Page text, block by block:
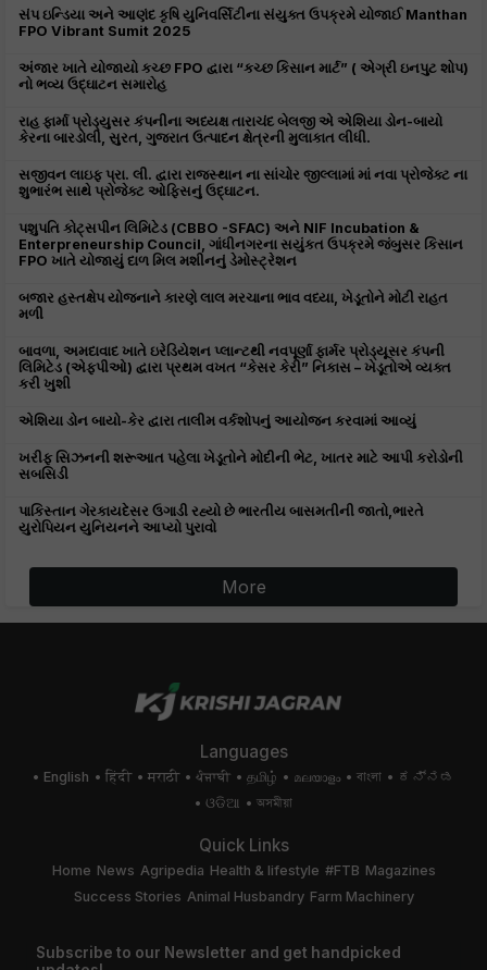
સંપ ઇન્ડિયા અને આણંદ કૃષિ યુનિવર્સિટીના સંયુક્ત ઉપક્રમે યોજાઈ Manthan
FPO Vibrant Sumit 2025
અંજાર ખાતે યોજાયો કચ્છ FPO દ્વારા “કચ્છ કિસાન માર્ટ” ( એગ્રી ઇનપુટ શોપ)
નો ભવ્ય ઉદ્ઘાટન સમારોહ
રાહ ફાર્મા પ્રોડ્યુસર કંપનીના અધ્યક્ષ તારાચંદ બેલજી એ એશિયા ડોન-બાયો
કેરના બારડોલી, સુરત, ગુજરાત ઉત્પાદન ક્ષેત્રની મુલાકાત લીધી.
સજીવન લાઇફ પ્રા. લી. દ્વારા રાજસ્થાન ના સાંચોર જીલ્લામાં માં નવા પ્રોજેક્ટ ના
શુભારંભ સાથે પ્રોજેક્ટ ઓફિસનું ઉદ્ઘાટન.
પશુપતિ કોટ્સપીન લિમિટેડ (CBBO -SFAC) અને NIF Incubation &
Enterpreneurship Council, ગાંધીનગરના સયુંકત ઉપક્રમે જંબુસર કિસાન
FPO ખાતે યોજાયું દાળ મિલ મશીનનું ડેમોસ્ટ્રેશન
બજાર હસ્તક્ષેપ યોજનાને કારણે લાલ મરચાના ભાવ વધ્યા, ખેડૂતોને મોટી રાહત
મળી
બાવળા, અમદાવાદ ખાતે ઇરેડિયેશન પ્લાન્ટથી નવપૂર્ણા ફાર્મર પ્રોડ્યૂસર કંપની
લિમિટેડ (એફપીઓ) દ્વારા પ્રથમ વખત “કેસર કેરી” નિકાસ – ખેડૂતોએ વ્યક્ત
કરી ખુશી
એશિયા ડોન બાયો-કેર દ્વારા તાલીમ વર્કશોપનું આયોજન કરવામાં આવ્યું
ખરીફ સિઝનની શરૂઆત પહેલા ખેડૂતોને મોદીની ભેટ, ખાતર માટે આપી કરોડોની
સબસિડી
પાકિસ્તાન ગેરકાયદેસર ઉગાડી રહ્યો છે ભારતીય બાસમતીની જાતો,ભારતે
યુરોપિયન યુનિયનને આપ્યો પુરાવો
More
Languages
English हिंदी मराठी ਪੰਜਾਬੀ தமிழ் മലയാളം বাংলা
ಕನ್ನಡ
ଓଡିଆ
অসমীয়া
Quick Links
Home News Agripedia Health & lifestyle #FTB Magazines
Success Stories Animal Husbandry Farm Machinery
Subscribe to our Newsletter and get handpicked